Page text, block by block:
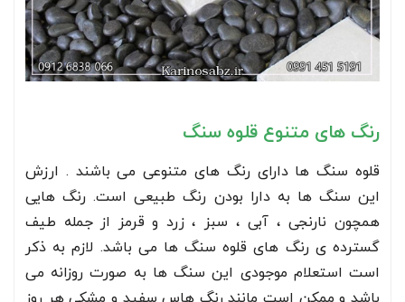
رنگ های متنوع قلوه سنگ
قلوه سنگ ها دارای رنگ های متنوعی می باشند . ارزش
این سنگ ها به دارا بودن رنگ طبیعی است. رنگ هایی
همچون نارنجی ، آبی ، سبز ، زرد و قرمز از جمله طیف
گسترده ی رنگ های قلوه سنگ ها می باشد. لازم به ذکر
است استعلام موجودی این سنگ ها به صورت روزانه می
باشد و ممکن است مانند رنگ هاس سفید و مشکی هر روز